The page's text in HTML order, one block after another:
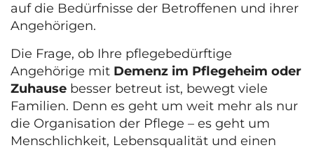
auf die Bedürfnisse der Betroffenen und ihrer
Angehörigen.
Die Frage, ob Ihre pflegebedürftige
Angehörige mit Demenz im Pflegeheim oder
Zuhause besser betreut ist, bewegt viele
Familien. Denn es geht um weit mehr als nur
die Organisation der Pflege – es geht um
Menschlichkeit, Lebensqualität und einen